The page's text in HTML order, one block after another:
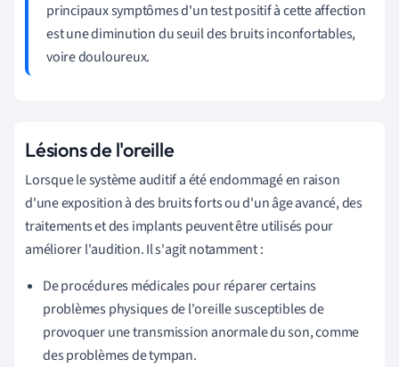
principaux symptômes d'un test positif à cette affection
est une diminution du seuil des bruits inconfortables,
voire douloureux.
Lésions de l'oreille
Lorsque le système auditif a été endommagé en raison
d'une exposition à des bruits forts ou d'un âge avancé, des
traitements et des implants peuvent être utilisés pour
améliorer l'audition. Il s'agit notamment :
De procédures médicales pour réparer certains
problèmes physiques de l'oreille susceptibles de
provoquer une transmission anormale du son, comme
des problèmes de tympan.